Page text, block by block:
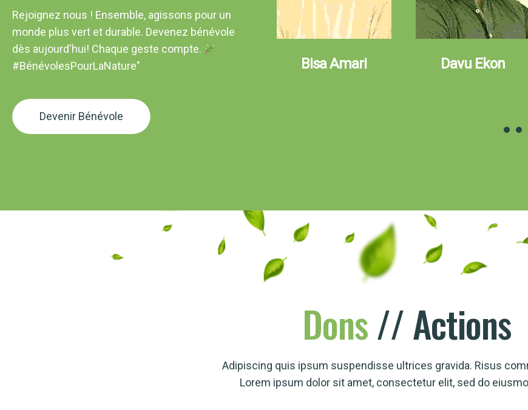
Rejoignez nous ! Ensemble, agissons pour un
monde plus vert et durable. Devenez bénévole
dès aujourd'hui! Chaque geste compte.
#BénévolesPourLaNature"
Devenir Bénévole
Zain Kendi Bisa Amari Davu Ekon
Dons// Actions
Adipiscing quis ipsum suspendisse ultrices gravida. Risus
Lorem ipsum dolor sit amet, consectetur elit, sed do